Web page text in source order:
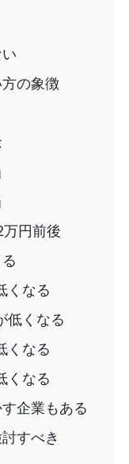
の象徴
円前後
くなる
くなる
くなる
くなる
企業もある
すべき